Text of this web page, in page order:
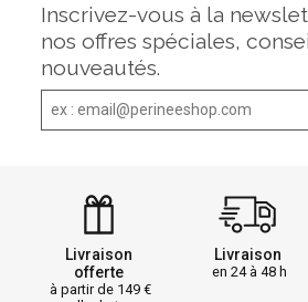
Inscrivez-vous à la
nos offres spéciales,
nouveautés.
Livraison
offerte
à partir de 149
Livraison
en 24 à 48 h